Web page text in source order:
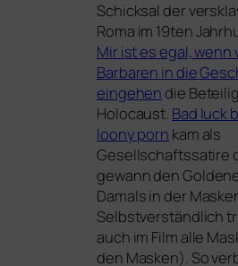
Schicksal der
Roma im 19ten
Mir ist es egal, wenn
Barbaren in die
ein­ge­hen die
Holocaust. Bad luck
loo­ny porn kam als
Gesellschaftssatire
gewann den
Damals in der
Selbstverständlich
auch im Film alle
den Masken). So